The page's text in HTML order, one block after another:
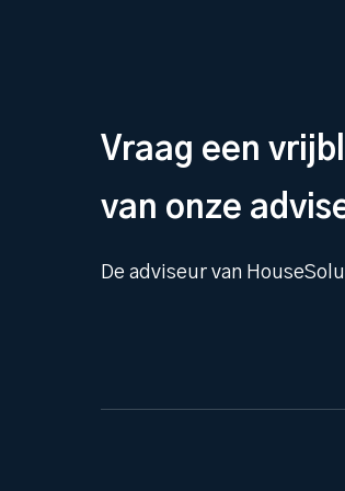
Vraag een
van onze
De adviseur van